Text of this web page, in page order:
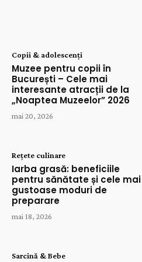
Copii & adolescenți
Muzee pentru copii în
București – Cele mai
interesante atracții de la
„Noaptea Muzeelor” 2026
mai 20, 2026
Rețete culinare
Iarba grasă: beneficiile
pentru sănătate și cele mai
gustoase moduri de
preparare
mai 18, 2026
Sarcină & Bebe